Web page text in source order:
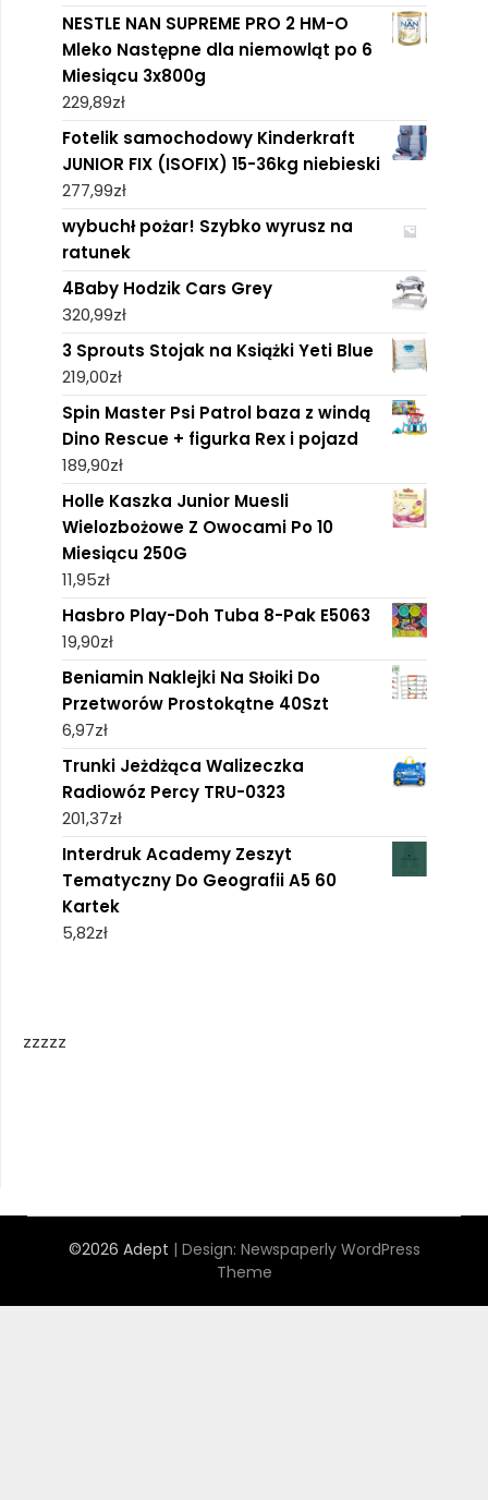
NESTLE NAN SUPREME PRO 2 HM-O
Mleko Następne dla niemowląt po 6
Miesiącu 3x800g
229,89zł
Fotelik samochodowy Kinderkraft
JUNIOR FIX (ISOFIX) 15-36kg niebieski
277,99zł
wybuchł pożar! Szybko wyrusz na
ratunek
4Baby Hodzik Cars Grey
320,99zł
3 Sprouts Stojak na Książki Yeti Blue
219,00zł
Spin Master Psi Patrol baza z windą
Dino Rescue + figurka Rex i pojazd
189,90zł
Holle Kaszka Junior Muesli
Wielozbożowe Z Owocami Po 10
Miesiącu 250G
11,95zł
Hasbro Play-Doh Tuba 8-Pak E5063
19,90zł
Beniamin Naklejki Na Słoiki Do
Przetworów Prostokątne 40Szt
6,97zł
Trunki Jeżdżąca Walizeczka
Radiowóz Percy TRU-0323
201,37zł
Interdruk Academy Zeszyt
Tematyczny Do Geografii A5 60
Kartek
5,82zł
zzzzz
©2026 Adept | Design: Newspaperly WordPress
Theme